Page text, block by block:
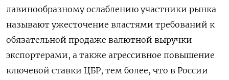
лавинообразному ослаблению участники рынка
называют ужесточение властями требований к
обязательной продаже валютной выручки
экспортерами, а также агрессивное повышение
ключевой ставки ЦБР, тем более, что в России